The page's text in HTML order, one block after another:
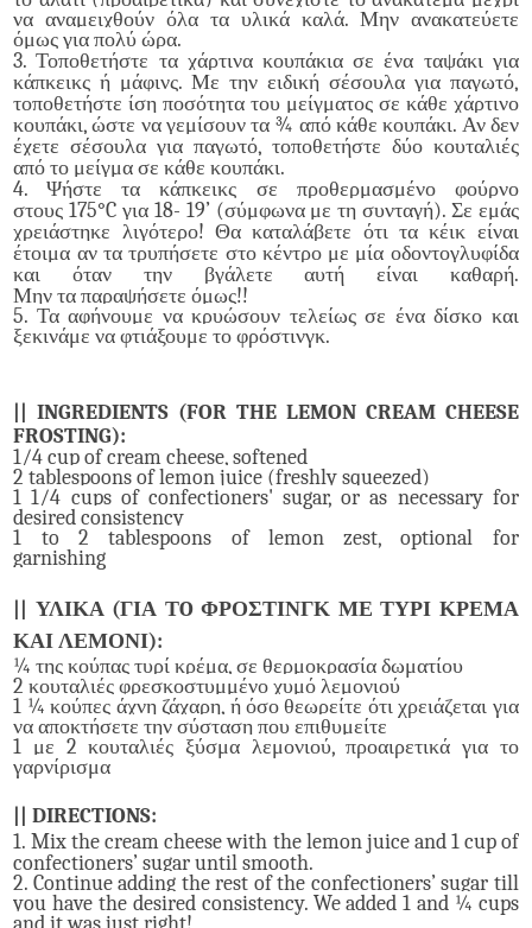
να αναμειχθούν όλα τα υλικά καλά. Μην ανακατεύετε
όμως για πολύ ώρα.
3. Τοποθετήστε τα χάρτινα κουπάκια σε ένα ταψάκι για
κάπκεικς ή μάφινς.Με την ειδική σέσουλα για παγωτό,
τοποθετήστε ίση ποσότητα του μείγματος σε κάθε χάρτινο
κουπάκι, ώστε να γεμίσουν τα ¾ από κάθε κουπάκι. Αν δεν
έχετε σέσουλα για παγωτό, τοποθετήστε δύο κουταλιές
από το μείγμα σε κάθε κουπάκι.
4. Ψήστε τα κάπκεικς σε προθερμασμένο φούρνο
στους 175°C για 18- 19’ (σύμφωνα με τη συνταγή). Σε εμάς
χρειάστηκε λιγότερο! Θα καταλάβετε ότι τα κέικ είναι
έτοιμα αν τα τρυπήσετε στο κέντρο με μία οδοντογλυφίδα
και όταν την βγάλετε αυτή είναι καθαρή.
Μην τα παραψήσετε όμως!!
5. Τα αφήνουμε να κρυώσουν τελείως σε ένα δίσκο και
ξεκινάμε να φτιάξουμε το φρόστινγκ.
|| INGREDIENTS (FOR THE LEMON CREAM CHEESE
FROSTING):
1/4 cup of cream cheese, softened
2 tablespoons of lemon juice (freshly squeezed)
1 1/4 cups of confectioners' sugar, or as necessary for
desired consistency
1 to 2 tablespoons of lemon zest, optional for
garnishing
|| ΥΛΙΚΑ (ΓΙΑ ΤOΦΡΟΣΤΙΝΓΚ ΜΕ ΤΥΡΙ ΚΡΕΜΑ
ΚΑΙ ΛΕΜΟΝΙ):
¼ της κούπας τυρί κρέμα, σε θερμοκρασία δωματίου
2 κουταλιές φρεσκοστυμμένο χυμό λεμονιού
1 ¼ κούπες άχνη ζάχαρη, ή όσο θεωρείτε ότι χρειάζεται για
να αποκτήσετε την σύσταση που επιθυμείτε
1 με 2 κουταλιές ξύσμα λεμονιού, προαιρετικά για το
γαρνίρισμα
|| DIRECTIONS:
1. Mix the cream cheese with the lemon juice and 1 cup of
confectioners’ sugar until smooth.
2. Continue adding the rest of the confectioners’ sugar till
you have the desired consistency. We added 1 and ¼ cups